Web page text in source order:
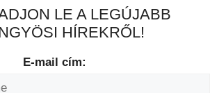
LE A LEGÚJABB
HÍREKRŐL!
E-mail cím: